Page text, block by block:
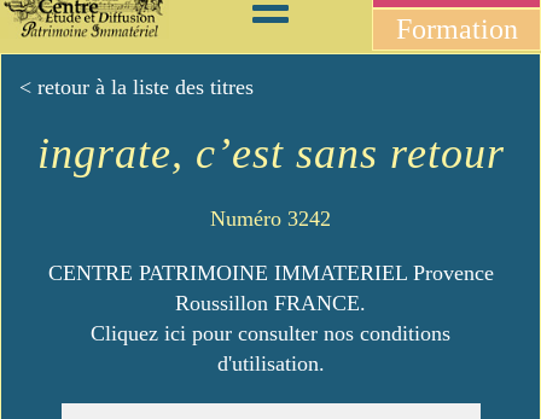
Formation
< retour à la liste des titres
ingrate, c’est sans retour
Numéro 3242
CENTRE PATRIMOINE IMMATERIEL Provence
Roussillon FRANCE.
Cliquez ici pour consulter nos conditions
d'utilisation.